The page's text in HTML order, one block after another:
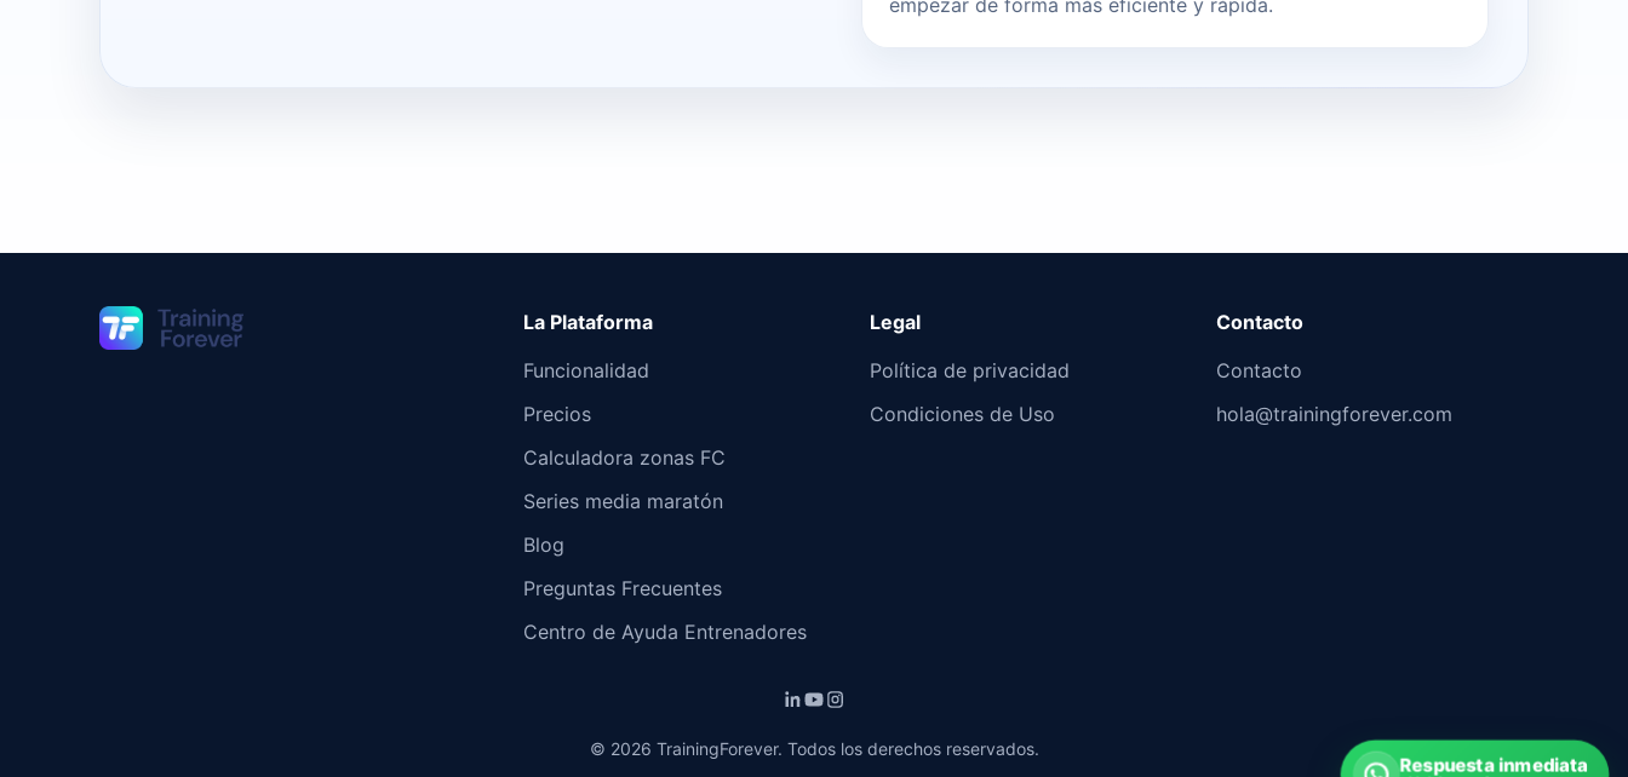
empezar de forma más eficiente y rápida.
La Plataforma
Funcionalidad
Precios
Calculadora zonas FC
Series media maratón
Blog
Preguntas Frecuentes
Centro de Ayuda Entrenadores
Legal
Política de privacidad
Condiciones de Uso
Contacto
Contacto
hola@trainingforever.com
© 2026 TrainingForever. Todos los derechos reservados.
Respuesta inmediata